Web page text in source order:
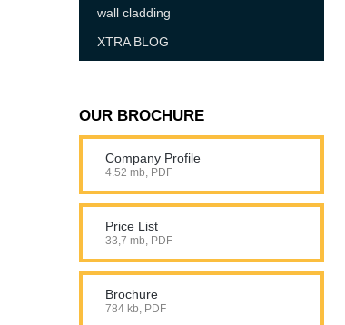
wall cladding
XTRA BLOG
OUR BROCHURE
Company Profile
4.52 mb, PDF
Price List
33,7 mb, PDF
Brochure
784 kb, PDF